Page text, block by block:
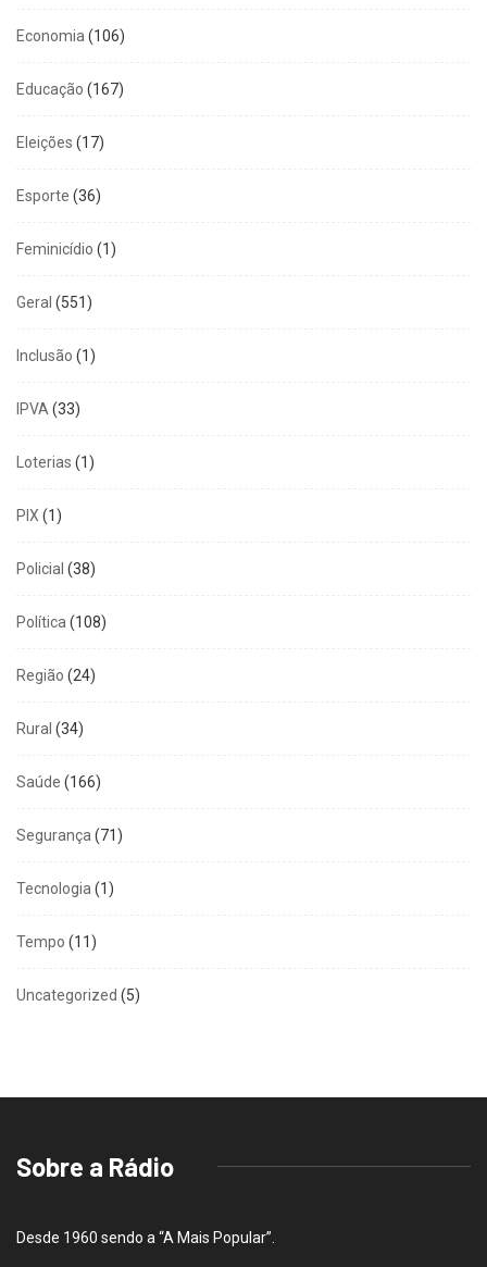
Economia (106)
Educação (167)
Eleições (17)
Esporte (36)
Feminicídio (1)
Geral (551)
Inclusão (1)
IPVA (33)
Loterias (1)
PIX (1)
Policial (38)
Política (108)
Região (24)
Rural (34)
Saúde (166)
Segurança (71)
Tecnologia (1)
Tempo (11)
Uncategorized (5)
Sobre a Rádio
Desde 1960 sendo a “A Mais Popular”.